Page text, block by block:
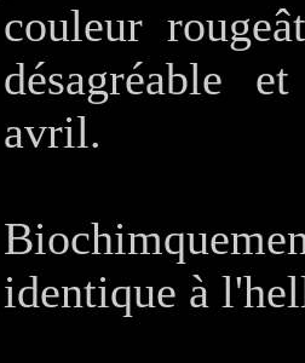
couleur
désagréable
avril.
identique à